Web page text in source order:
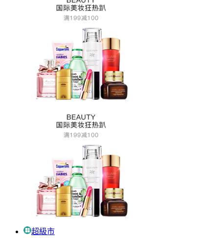
超級市